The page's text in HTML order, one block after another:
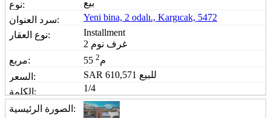
بيع
Yeni bina, 2 odalı., Kargıcak, 5472
Installment
2 غرف نوم
55 م2
SAR 610,571 للبيع
1/4